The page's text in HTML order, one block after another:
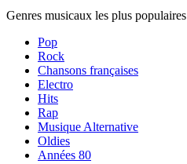
Genres musicaux les plus populaires
Pop
Rock
Chansons françaises
Electro
Hits
Rap
Musique Alternative
Oldies
Années 80